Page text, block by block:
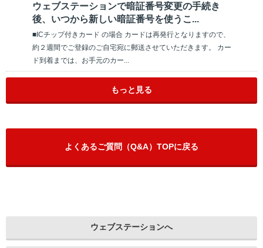
ウェブステーションで暗証番号変更の手続き
後、いつから新しい暗証番号を使うこ...
■ICチップ付きカード の場合 カードは再発行となりますので、
約２週間でご登録のご自宅宛に郵送させていただきます。 カー
ド到着までは、お手元のカー...
もっと見る
よくあるご質問（Q&A）TOPに戻る
ウェブステーションへ